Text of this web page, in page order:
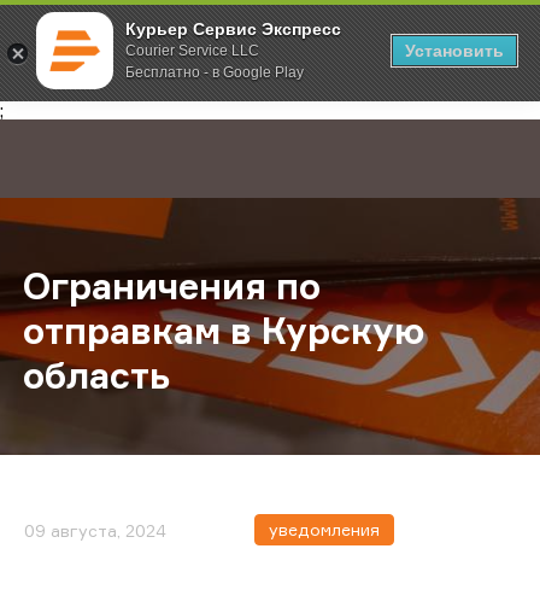
Курьер Сервис Экспресс
Courier Service LLC
Бесплатно - в Google Play
Установить
;
Главная О компании Новости Ограничения по отправкам в
Ограничения по
отправкам в Курскую
область
09 августа, 2024 уведомления